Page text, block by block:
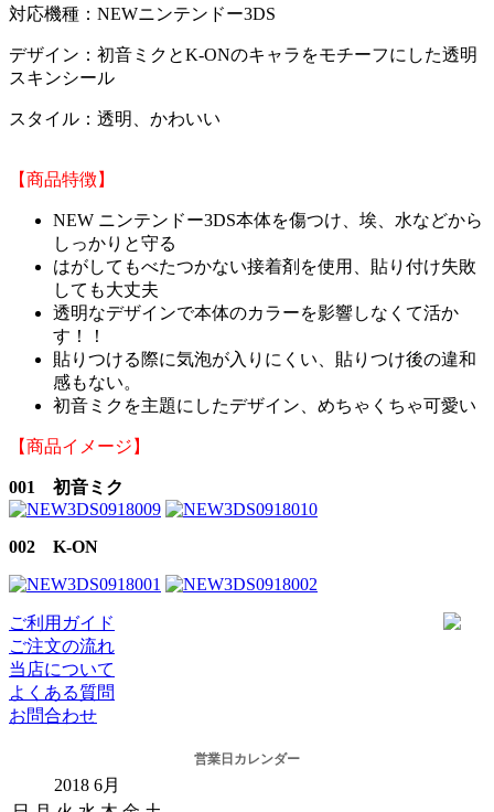
対応機種：NEWニンテンドー3DS
デザイン：初音ミクとK-ONのキャラをモチーフにした透明
スキンシール
スタイル：透明、かわいい
【商品特徴】
NEW ニンテンドー3DS本体を傷つけ、埃、水などから
しっかりと守る
はがしてもべたつかない接着剤を使用、貼り付け失敗
しても大丈夫
透明なデザインで本体のカラーを影響しなくて活か
す！！
貼りつける際に気泡が入りにくい、貼りつけ後の違和
感もない。
初音ミクを主題にしたデザイン、めちゃくちゃ可愛い
【商品イメージ】
001 初音ミク
002 K-ON
ご利用ガイド
ご注文の流れ
当店について
よくある質問
お問合わせ
営業日カレンダー
2018 6月